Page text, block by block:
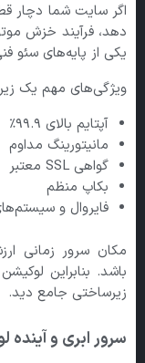
اگر سایت شما دچار
دهد، فرآیند خزش
یکی از پایه‌های
ویژگی‌های مهم یک
آپتایم بالای ۹۹.۹٪
مانیتورینگ مداوم
گواهی SSL معتبر
بکاپ منظم
فایروال و
مکان سرور زمانی
باشد. بنابراین
زیرساختی جامع دید.
سرور ابری و